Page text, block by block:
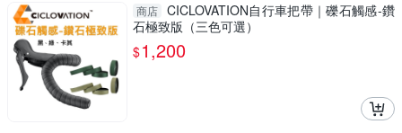
商店 CICLOVATION自行車把帶｜礫石觸感-鑽
石極致版（三色可選）
$1,200